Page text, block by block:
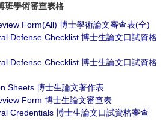
學術審查表格
Form(All) 博士學術論文審查表(全)
Defense Checklist 博士生論文口試資格
Defense Checklist 博士生論文口試資格
Sheets 博士生論文著作表
Form 博士生論文審查表
Credentials 博士生論文口試資格審查